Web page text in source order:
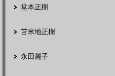
堂本正樹
苫米地正樹
永田麗子